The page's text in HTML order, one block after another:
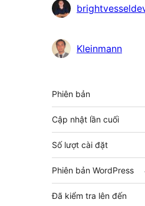
Những
đóng
góp
Kleinmann
Meta
Phiên bản
Cập nhật lần cuối
Số lượt cài đặt
Phiên bản WordPress
Đã kiểm tra lên đến